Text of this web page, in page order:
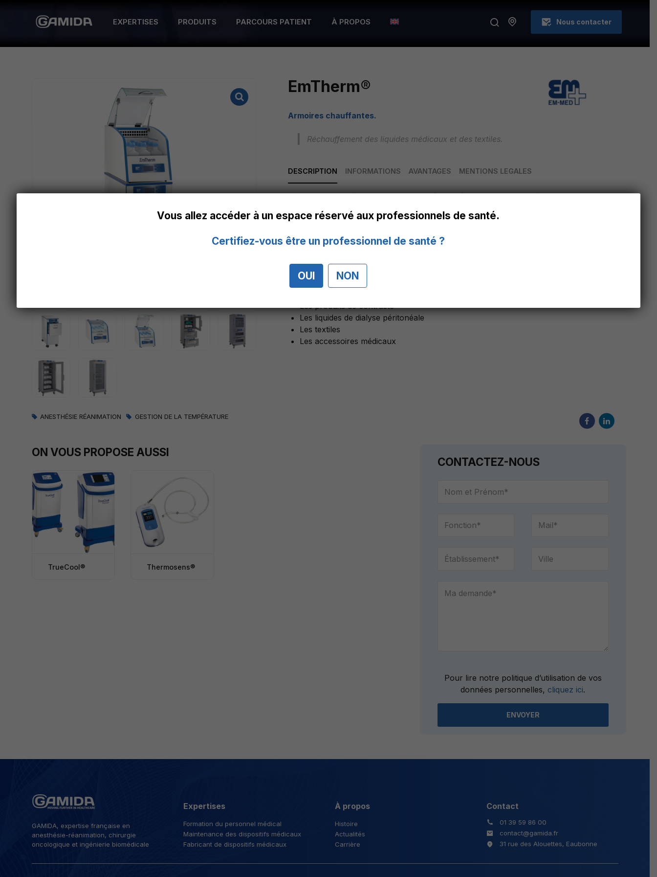
Nous contacter
EXPERTISES PRODUITS PARCOURS PATIENT À PROPOS
EmTherm®
Armoires chauffantes.
Réchauffement des liquides médicaux et des textiles.
DESCRIPTION INFORMATIONS AVANTAGES MENTIONS LEGALES
De nombreuses études cliniques ont démontré les avantages du réchauffement des
hypothermie, même légère, chez les patients augmente le risque de complications
entrainer la détérioration de son état.
Les armoires chauffantes médicales EmTherm® sont destinées à réchauffer :
Les liquides de perfusion
Les produits de contraste
Les liquides de dialyse péritonéale
Les textiles
Les accessoires médicaux
ANESTHÉSIE RÉANIMATION GESTION DE LA TEMPÉRATURE
ON VOUS PROPOSE AUSSI
TrueCool® Thermosens®
CONTACTEZ-NOUS
leave
field
Pour lire notre politique d’utilisation de vos
données personnelles, cliquez ici.
GAMIDA, expertise française en
anesthésie-réanimation, chirurgie
oncologique et ingénierie biomédicale
Expertises
Formation du personnel médical
Maintenance des dispositifs médicaux
Fabricant de dispositifs médicaux
À propos
Histoire
Actualités
Carrière
Contact
01 39 59 86 00
contact@gamida.fr
31 rue des Alouettes, Eaubonne
Vous allez accéder à un espace réservé aux professionnels de santé.
Certifiez-vous être un professionnel de santé ?
OUI NON